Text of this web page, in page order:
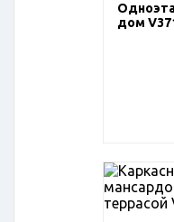
дом